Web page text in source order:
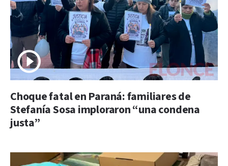
Choque fatal en Paraná: familiares de
Stefanía Sosa imploraron “una condena
justa”